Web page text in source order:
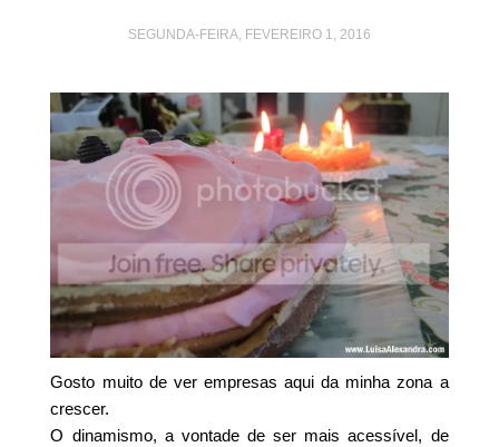
SEGUNDA-FEIRA, FEVEREIRO 1, 2016
Gosto muito de ver empresas aqui da minha zona a
crescer.
O dinamismo, a vontade de ser mais acessível, de